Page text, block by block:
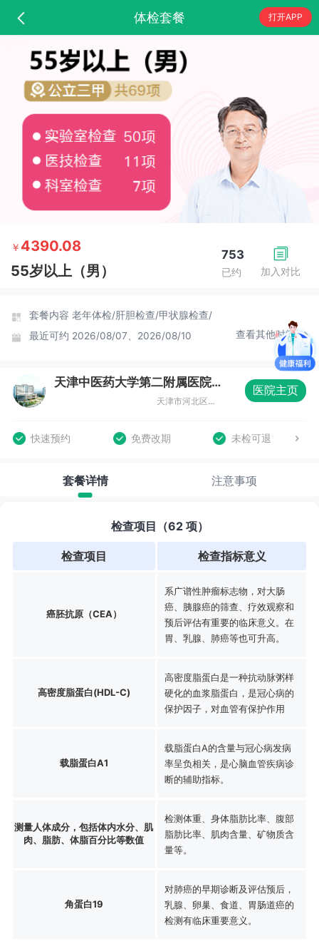
体检套餐 打开APP
加入对比
753
已约
￥ 4390.08
55岁以上（男）
套餐内容 老年体检/肝胆检查/甲状腺检查/
最近可约 2026/08/07、2026/08/10 查看其他时间
天津中医药大学第二附属医院体检中心
天津市河北区增产道69号
医院主页
快速预约 免费改期 未检可退
套餐详情 注意事项
检查项目（62 项）
检查项目 检查指标意义
癌胚抗原（CEA）
系广谱性肿瘤标志物，对大肠
癌、胰腺癌的筛查、疗效观察和
预后评估有重要的临床意义。在
胃、乳腺、肺癌等也可升高。
高密度脂蛋白(HDL-C)
高密度脂蛋白是一种抗动脉粥样
硬化的血浆脂蛋白，是冠心病的
保护因子，对血管有保护作用
载脂蛋白A1
载脂蛋白A的含量与冠心病发病
率呈负相关，是心脑血管疾病诊
断的辅助指标。
测量人体成分，包括体内水分、肌
肉、脂肪、体脂百分比等数值
检测体重、身体脂肪比率、腹部
脂肪比率、肌肉含量、矿物质含
量等。
角蛋白19
对肺癌的早期诊断及评估预后，
乳腺、卵巢、食道、胃肠道癌的
检测有临床重要意义。